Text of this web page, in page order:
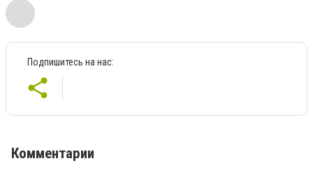
Подпишитесь на нас:
Комментарии